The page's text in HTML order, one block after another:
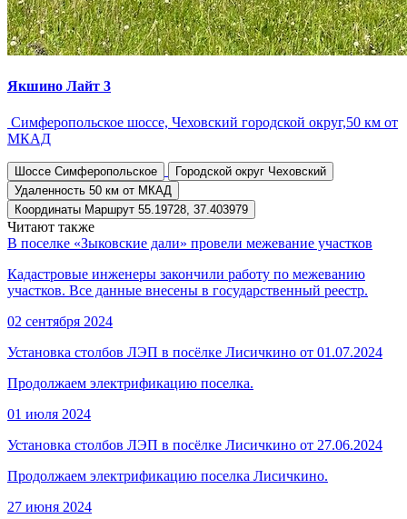
Якшино Лайт 3
Симферопольское шоссе, Чеховский городской округ,50 км от
МКАД
Шоссе Симферопольское Городской округ Чеховский
Удаленность 50 км от МКАД
Координаты Маршрут 55.19728, 37.403979
Читают также
В поселке «Зыковские дали» провели межевание участков
Кадастровые инженеры закончили работу по межеванию
участков. Все данные внесены в государственный реестр.
02 сентября 2024
Установка столбов ЛЭП в посёлке Лисичкино от 01.07.2024
Продолжаем электрификацию поселка.
01 июля 2024
Установка столбов ЛЭП в посёлке Лисичкино от 27.06.2024
Продолжаем электрификацию поселка Лисичкино.
27 июня 2024